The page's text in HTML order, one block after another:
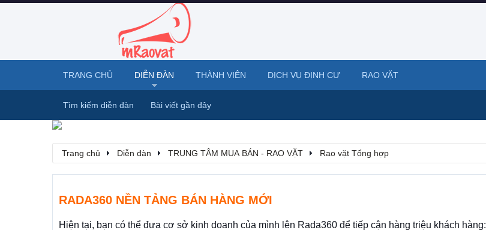
Trang chủ Diễn đàn TRUNG TÂM MUA BÁN - RAO VẶT Rao vặt Tổng hợp
RADA360 NỀN TẢNG BÁN HÀNG MỚI
Hiện tại, bạn có thể đưa cơ sở kinh doanh của mình lên Rada360 để tiếp cận hàng triệu khách hàng:
TRANG CHỦ DIỄN ĐÀN
Tìm kiếm diễn đàn Bài viết gần đây
THÀNH VIÊN DỊCH VỤ ĐỊNH CƯ RAO VẶT